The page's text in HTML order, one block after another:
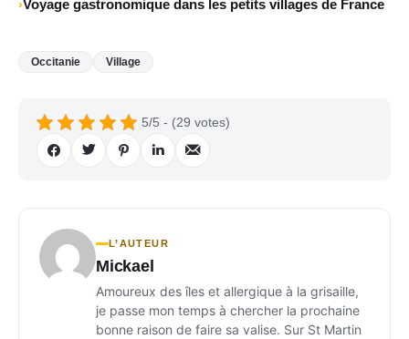
Voyage gastronomique dans les petits villages de France
Occitanie Village
5/5 - (29 votes)
L’AUTEUR
Mickael
Amoureux des îles et allergique à la grisaille,
je passe mon temps à chercher la prochaine
bonne raison de faire sa valise. Sur St Martin